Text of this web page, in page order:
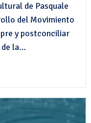
de Pasquale
del Movimiento
y postconciliar
la…